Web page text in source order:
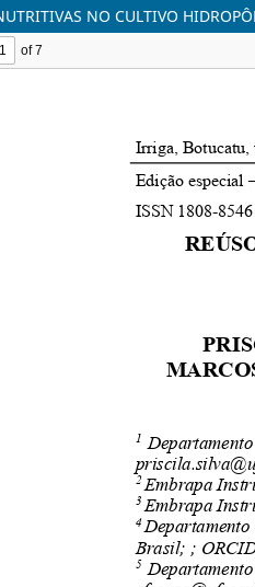
NO CULTIVO